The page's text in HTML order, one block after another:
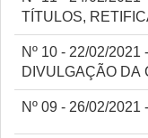
TÍTULOS,
Nº 10 - 22/02/
DIVULGAÇÃO DA
Nº 09 - 26/02/